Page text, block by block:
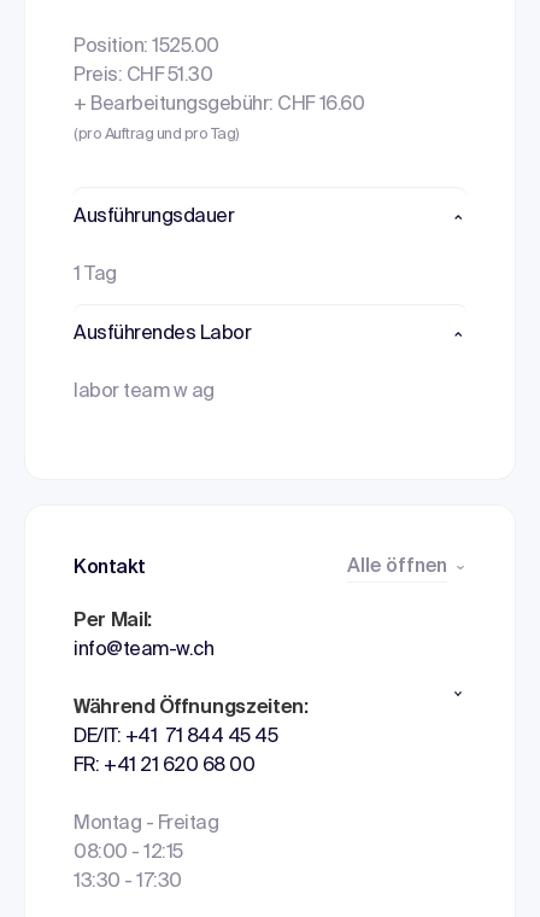
Position: 1525.00
Preis: CHF 51.30
+ Bearbeitungsgebühr: CHF 16.60
(pro Auftrag und pro Tag)
Ausführungsdauer
1 Tag
Ausführendes Labor
labor team w ag
Kontakt Alle öffnen
Per Mail:
info@team-w.ch
Während Öffnungszeiten:
DE/IT: +41 71 844 45 45
FR: +41 21 620 68 00
Montag - Freitag
08:00 - 12:15
13:30 - 17:30